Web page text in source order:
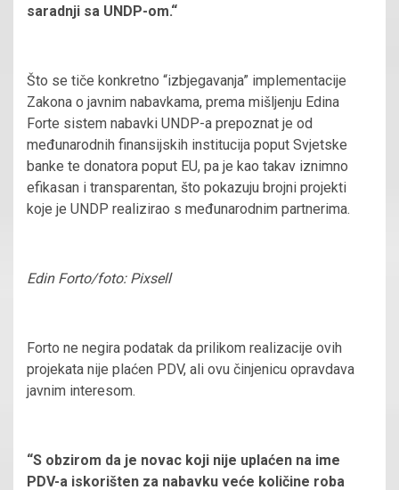
saradnji sa UNDP-om.“
Što se tiče konkretno “izbjegavanja” implementacije
Zakona o javnim nabavkama, prema mišljenju Edina
Forte sistem nabavki UNDP-a prepoznat je od
međunarodnih finansijskih institucija poput Svjetske
banke te donatora poput EU, pa je kao takav iznimno
efikasan i transparentan, što pokazuju brojni projekti
koje je UNDP realizirao s međunarodnim partnerima.
Edin Forto/foto: Pixsell
Forto ne negira podatak da prilikom realizacije ovih
projekata nije plaćen PDV, ali ovu činjenicu opravdava
javnim interesom.
“S obzirom da je novac koji nije uplaćen na ime
PDV-a iskorišten za nabavku veće količine roba